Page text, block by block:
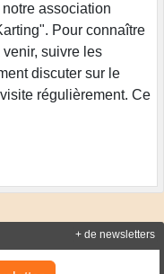
association
Pour connaître
venir, suivre les
discuter sur le
régulièrement. Ce
+ de newsletters